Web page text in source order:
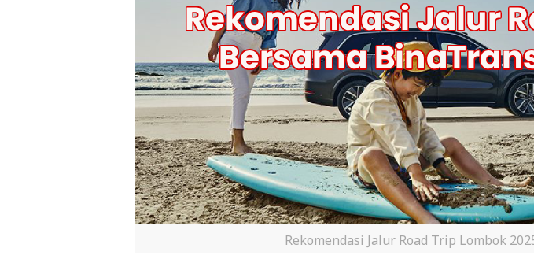
Rekomendasi Jalur Road Trip Lombok